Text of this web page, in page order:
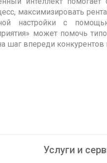
максимизировать
настройки с
может помочь
шаг впереди
Услуги и